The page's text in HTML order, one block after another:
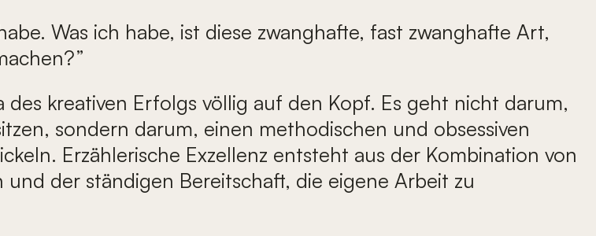
Was ich habe, ist diese zwanghafte, fast zwanghafte Art,
des kreativen Erfolgs völlig auf den Kopf. Es geht nicht darum,
sondern darum, einen methodischen und obsessiven
Erzählerische Exzellenz entsteht aus der Kombination von
der ständigen Bereitschaft, die eigene Arbeit zu